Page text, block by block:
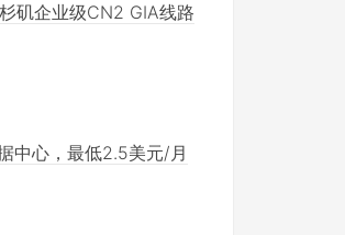
矶企业级CN2 GIA线路
中心，最低2.5美元/月